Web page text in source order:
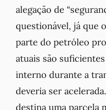
alegação de
questionável, já que
parte do petróleo
atuais são
interno durante a
deveria ser
destina uma parcela